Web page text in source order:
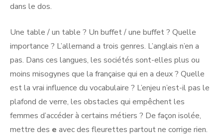
dans le dos.
Une table / un table ? Un buffet / une buffet ? Quelle
importance ? L’allemand a trois genres. L’anglais n’en a
pas. Dans ces langues, les sociétés sont-elles plus ou
moins misogynes que la française qui en a deux ? Quelle
est la vrai influence du vocabulaire ? L’enjeu n’est-il pas le
plafond de verre, les obstacles qui empêchent les
femmes d’accéder à certains métiers ? De façon isolée,
mettre des e avec des fleurettes partout ne corrige rien.